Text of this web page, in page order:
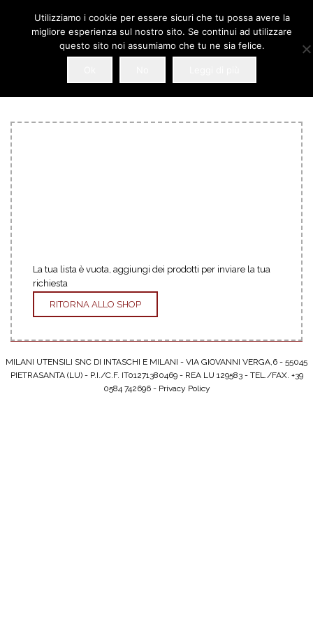
La tua lista è vuota, aggiungi dei prodotti per inviare la tua
richiesta
RITORNA ALLO SHOP
MILANI UTENSILI SNC DI INTASCHI E MILANI - VIA GIOVANNI VERGA,6 - 55045
PIETRASANTA (LU) - P.I./C.F. IT01271380469 - REA LU 129583 - TEL./FAX. +39
0584 742696 - Privacy Policy
Utilizziamo i cookie per essere sicuri che tu possa avere la
migliore esperienza sul nostro sito. Se continui ad utilizzare
questo sito noi assumiamo che tu ne sia felice.